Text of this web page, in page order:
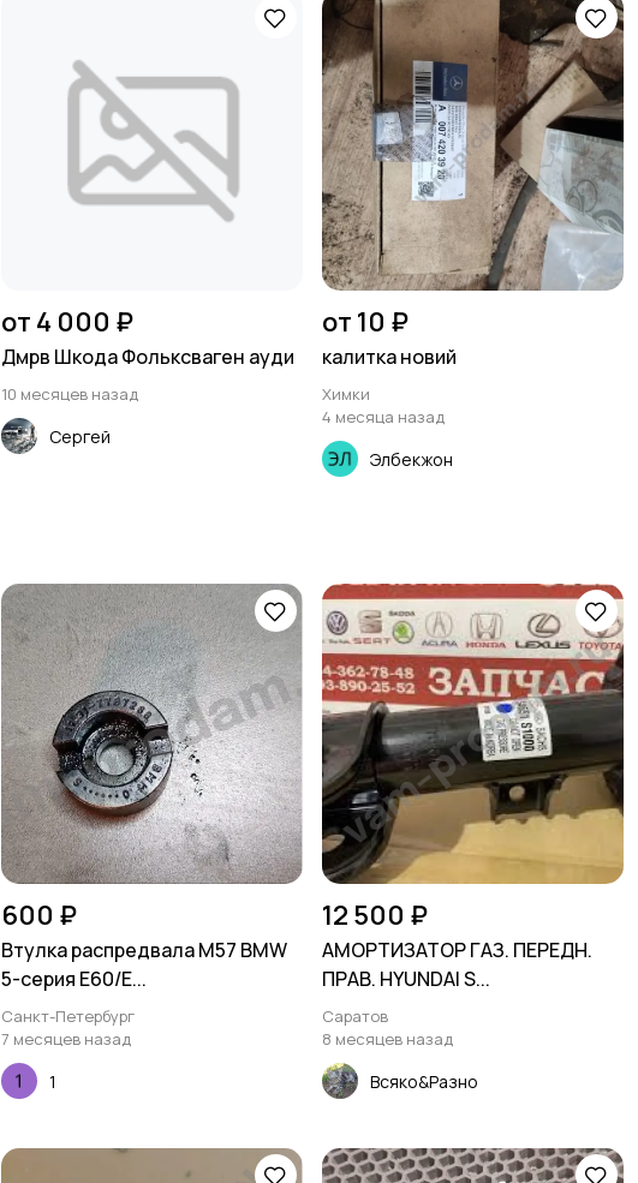
от 4 000 ₽
Дмрв Шкода Фольксваген ауди
10 месяцев назад
Сергей
от 10 ₽
калитка новий
Химки
4 месяца назад
Элбекжон
600 ₽
Втулка распредвала M57 BMW
5-серия E60/E...
Санкт-Петербург
7 месяцев назад
1
12 500 ₽
АМОРТИЗАТОР ГАЗ. ПЕРЕДН.
ПРАВ. HYUNDAI S...
Саратов
8 месяцев назад
Всяко&Разно